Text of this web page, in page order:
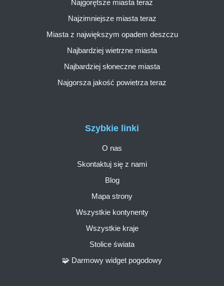
Szybkie linki
O nas
Skontaktuj się z nami
Blog
Mapa strony
Wszystkie kontynenty
Wszystkie kraje
Stolice świata
🧩 Darmowy widget pogodowy
Najgorętsze miasta teraz
Najzimniejsze miasta teraz
Miasta z największym opadem deszczu
Najbardziej wietrzne miasta
Najbardziej słoneczne miasta
Najgorsza jakość powietrza teraz